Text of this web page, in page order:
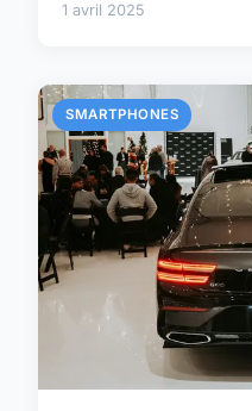
1 avril 2025
SMARTPHONES